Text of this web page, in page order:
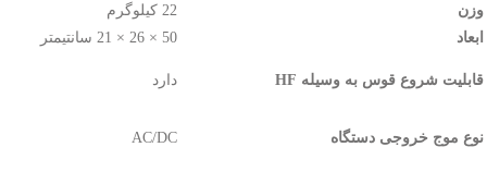
وزن
22 کیلوگرم
ابعاد
50 × 26 × 21 سانتیمتر
قابلیت شروع قوس به وسیله HF دارد
نوع موج خروجی دستگاه AC/DC